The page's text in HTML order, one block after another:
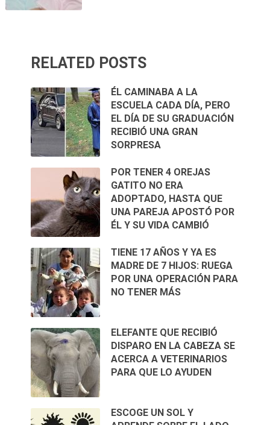
RELATED POSTS
ÉL CAMINABA A LA
ESCUELA CADA DÍA, PERO
EL DÍA DE SU GRADUACIÓN
RECIBIÓ UNA GRAN
SORPRESA
POR TENER 4 OREJAS
GATITO NO ERA
ADOPTADO, HASTA QUE
UNA PAREJA APOSTÓ POR
ÉL Y SU VIDA CAMBIÓ
TIENE 17 AÑOS Y YA ES
MADRE DE 7 HIJOS: RUEGA
POR UNA OPERACIÓN PARA
NO TENER MÁS
ELEFANTE QUE RECIBIÓ
DISPARO EN LA CABEZA SE
ACERCA A VETERINARIOS
PARA QUE LO AYUDEN
ESCOGE UN SOL Y